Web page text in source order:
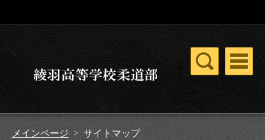
メインページ > サイトマップ